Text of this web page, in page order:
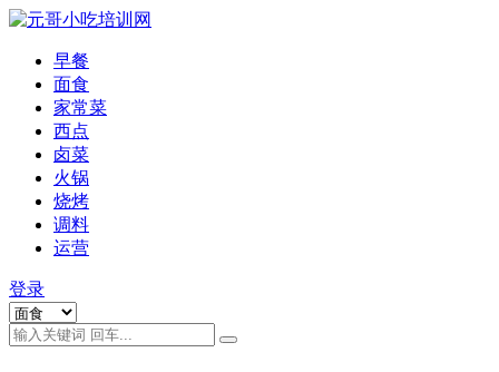
早餐
面食
家常菜
西点
卤菜
火锅
烧烤
调料
运营
登录